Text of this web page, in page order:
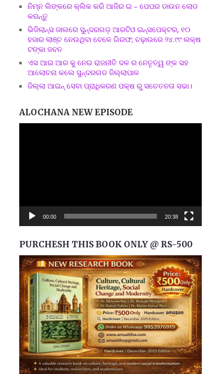
ନିମ୍ନ ଲିଙ୍କରେ କ୍ଲିକ କରି ଆଜିର ଇ – ପେପର ଡାଉନ ଲୋଡ
କରନ୍ତୁ
ଭିଜିଲାନ୍ସ ଜାଲରେ ସୁନ୍ଦରଗଡ଼ ଆରଟିଓ ଇନ୍ସପେକ୍ଟର, ୧୦
ହଜାର ଲାଞ୍ଚ ନେଉଥିବା ବେଳେ ଗିରଫ; ଚଢ଼ାଉରେ ୨୪.୯୯ ଲକ୍ଷ
ଟଙ୍କା ଜବତ
ଏସ ଆଇ ଆର କୁ ନେଇ ରାଜନୀତି ଦଳ ର ନେତୃତ୍ୱ ଙ୍କ ସହ
ଆଲୋଚନା କଲେ ସୁନ୍ଦରଗଡ ଜିଲ୍ଲାପାଳ
ଜିଲ୍ଲା ଆଇନ୍ ସେବା ପ୍ରାଧିକରଣ ପକ୍ଷ ରୁ ସଚେତନତା ସଭା।
ALOCHANA NEW EPISODE
00:00 20:38
PURCHESH THIS BOOK ONLY @ RS-500